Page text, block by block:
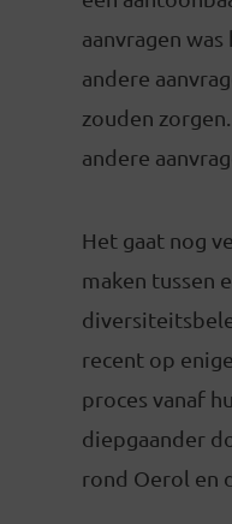
aanvragen
andere
zouden
andere
Het gaat nog
maken tussen
recent op
proces vanaf
diepgaander
rond Oerol en